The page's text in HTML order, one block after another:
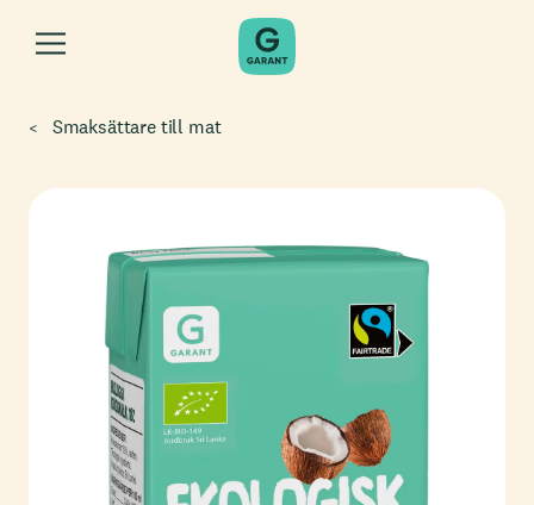
Smaksättare till mat